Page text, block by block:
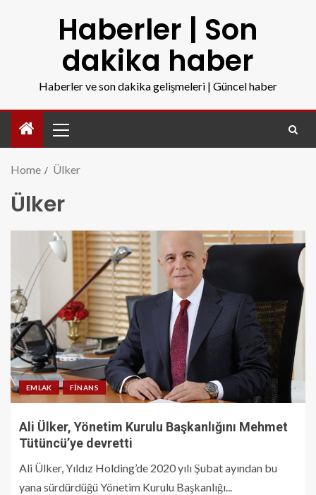
Haberler | Son
dakika haber
Haberler ve son dakika gelişmeleri | Güncel haber
Home Ülker
Ülker
EMLAK FINANS
Ali Ülker, Yönetim Kurulu Başkanlığını Mehmet
Tütüncü’ye devretti
Ali Ülker, Yıldız Holding’de 2020 yılı Şubat ayından bu
yana sürdürdüğü Yönetim Kurulu Başkanlığı...